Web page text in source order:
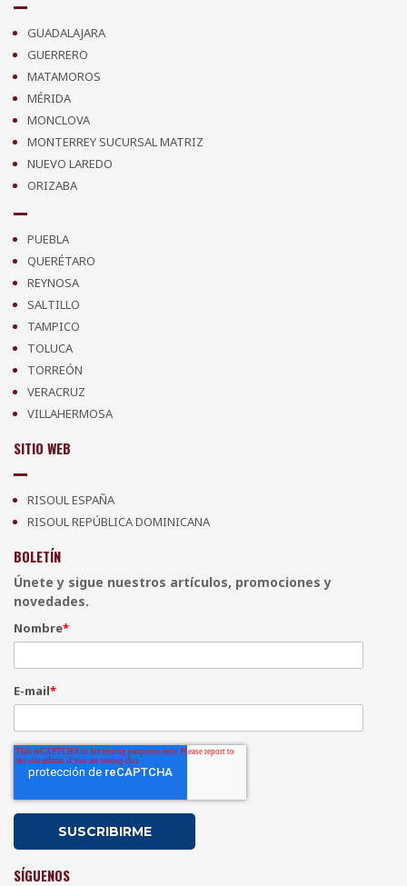
GUADALAJARA
GUERRERO
MATAMOROS
MÉRIDA
MONCLOVA
MONTERREY SUCURSAL MATRIZ
NUEVO LAREDO
ORIZABA
PUEBLA
QUERÉTARO
REYNOSA
SALTILLO
TAMPICO
TOLUCA
TORREÓN
VERACRUZ
VILLAHERMOSA
SITIO WEB
RISOUL ESPAÑA
RISOUL REPÚBLICA DOMINICANA
BOLETÍN
Únete y sigue nuestros artículos, promociones y
novedades.
Nombre*
E-mail*
SÍGUENOS